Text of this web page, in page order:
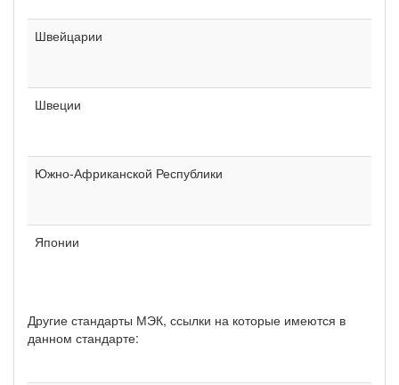
Швейцарии
Швеции
Южно-Африканской Республики
Японии
Другие стандарты МЭК, ссылки на которые имеются в
данном стандарте: